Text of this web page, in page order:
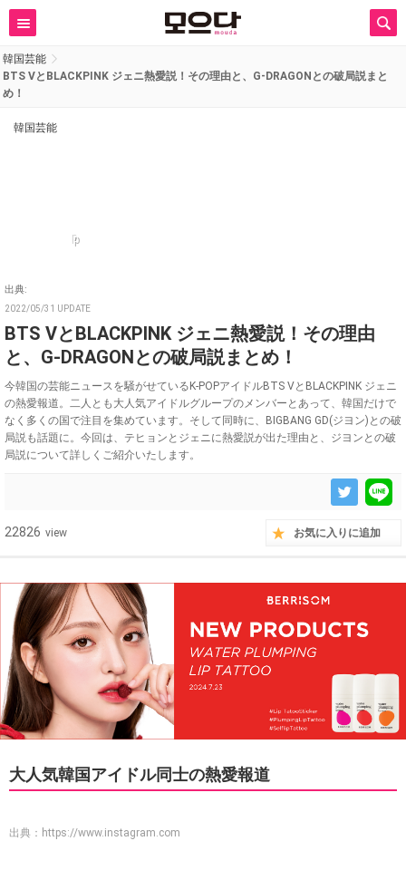
韓国芸能
BTS VとBLACKPINK ジェニ熱愛説！その理由と、G-DRAGONとの破局説まと
め！
韓国芸能
p
出典:
2022/05/31 UPDATE
BTS VとBLACKPINK ジェニ熱愛説！その理由
と、G-DRAGONとの破局説まとめ！
今韓国の芸能ニュースを騒がせているK-POPアイドルBTS VとBLACKPINK ジェニ
の熱愛報道。二人とも大人気アイドルグループのメンバーとあって、韓国だけで
なく多くの国で注目を集めています。そして同時に、BIGBANG GD(ジヨン)との破
局説も話題に。今回は、テヒョンとジェニに熱愛説が出た理由と、ジヨンとの破
局説について詳しくご紹介いたします。
22826 view お気に入りに追加
大人気韓国アイドル同士の熱愛報道
出典： https://www.instagram.com